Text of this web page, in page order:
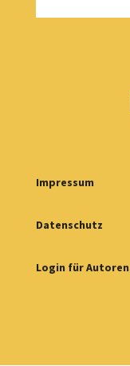
Impressum
Datenschutz
Login für Autoren